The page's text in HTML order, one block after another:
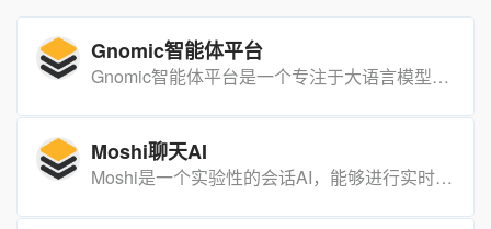
Gnomic智能体平台
Gnomic智能体平台是一个专注于大语言模型智能体的数据采样、训练微调和自我进化能力评测的通用平台。
Moshi聊天AI
Moshi是一个实验性的会话AI，能够进行实时的语音对话。